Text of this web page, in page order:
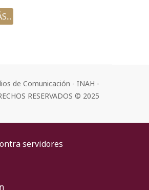
de Comunicación - INAH -
RESERVADOS © 2025
servidores